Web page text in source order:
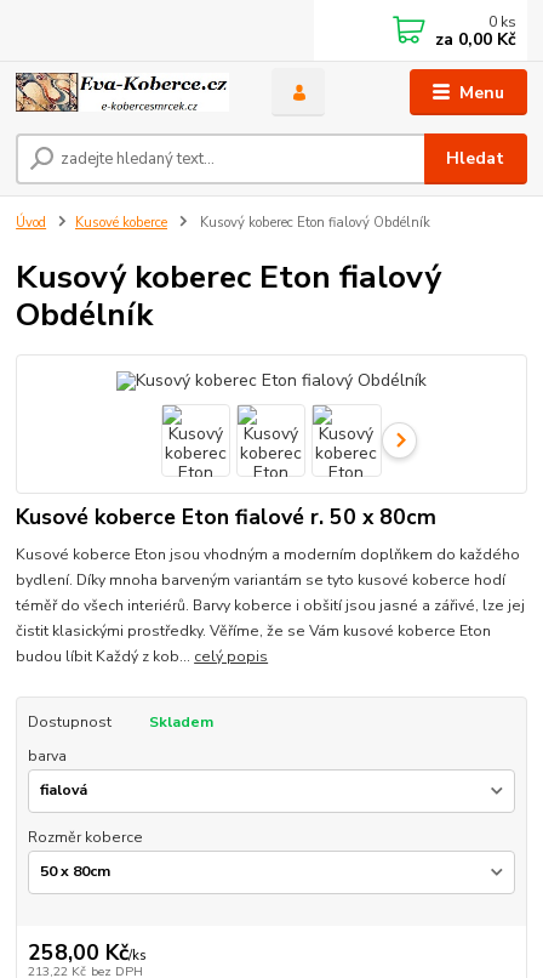
Menu
Hledat
0 ks
za 0,00 Kč
Úvod Kusové koberce Kusový koberec Eton fialový Obdélník
Kusový koberec Eton fialový
Obdélník
Kusové koberce Eton fialové r. 50 x 80cm
Kusové koberce Eton jsou vhodným a moderním doplňkem do každého
bydlení. Díky mnoha barveným variantám se tyto kusové koberce hodí
téměř do všech interiérů. Barvy koberce i obšití jsou jasné a zářivé, lze jej
čistit klasickými prostředky. Věříme, že se Vám kusové koberce Eton
budou líbit Každý z kob... celý popis
Dostupnost
Skladem
barva
Rozměr koberce
258,00 Kč/ks
213,22 Kč bez DPH